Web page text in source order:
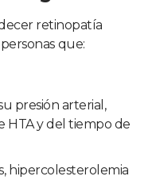
retinopatía
que:
presión arterial,
HTA y del tiempo de
hipercolesterolemia